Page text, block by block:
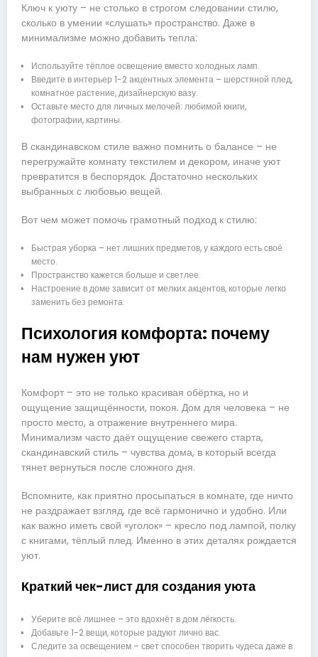
Ключ к уюту – не столько в строгом следовании стилю,
сколько в умении «слушать» пространство. Даже в
минимализме можно добавить тепла:
Используйте тёплое освещение вместо холодных ламп.
Введите в интерьер 1-2 акцентных элемента – шерстяной плед,
комнатное растение, дизайнерскую вазу.
Оставьте место для личных мелочей: любимой книги,
фотографии, картины.
В скандинавском стиле важно помнить о балансе – не
перегружайте комнату текстилем и декором, иначе уют
превратится в беспорядок. Достаточно нескольких
выбранных с любовью вещей.
Вот чем может помочь грамотный подход к стилю:
Быстрая уборка – нет лишних предметов, у каждого есть своё
место.
Пространство кажется больше и светлее.
Настроение в доме зависит от мелких акцентов, которые легко
заменить без ремонта.
Психология комфорта: почему
нам нужен уют
Комфорт – это не только красивая обёртка, но и
ощущение защищённости, покоя. Дом для человека – не
просто место, а отражение внутреннего мира.
Минимализм часто даёт ощущение свежего старта,
скандинавский стиль – чувства дома, в который всегда
тянет вернуться после сложного дня.
Вспомните, как приятно просыпаться в комнате, где ничто
не раздражает взгляд, где всё гармонично и удобно. Или
как важно иметь свой «уголок» – кресло под лампой, полку
с книгами, тёплый плед. Именно в этих деталях рождается
уют.
Краткий чек-лист для создания уюта
Уберите всё лишнее – это вдохнёт в дом лёгкость.
Добавьте 1-2 вещи, которые радуют лично вас.
Следите за освещением – свет способен творить чудеса даже в